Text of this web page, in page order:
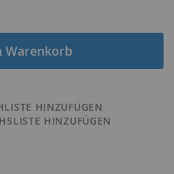
Warenkorb
HINZUFÜGEN
HINZUFÜGEN